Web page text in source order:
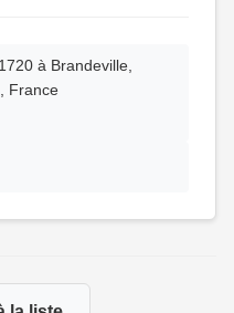
à Brandeville,
France